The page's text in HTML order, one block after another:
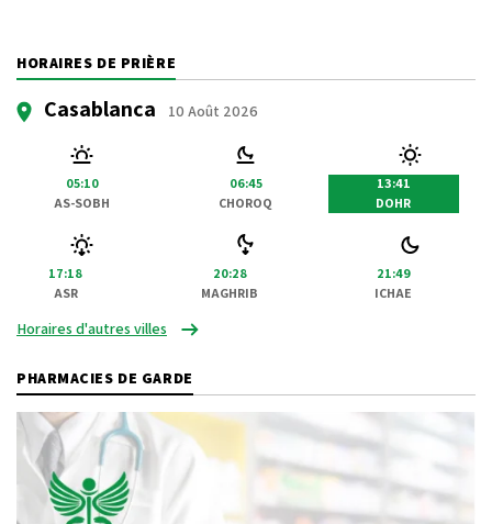
HORAIRES DE PRIÈRE
Casablanca 10 Août 2026
05:10
AS-SOBH
06:45
CHOROQ
13:41
DOHR
17:18
ASR
20:28
MAGHRIB
21:49
ICHAE
Horaires d'autres villes
PHARMACIES DE GARDE